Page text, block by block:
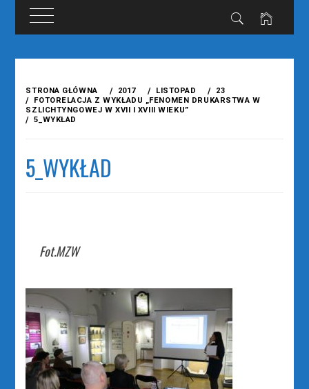
treści
STRONA GŁÓWNA 2017 LISTOPAD
23
FOTORELACJA Z WYKŁADU „FENOMEN DRUKARSTWA W
SZLICHTYNGOWEJ W XVII I XVIII WIEKU”
5_WYKŁAD
5_WYKŁAD
Fot.MZW